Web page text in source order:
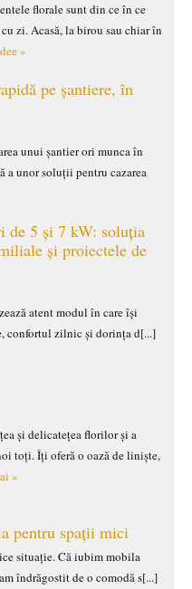
florale sunt din ce în ce
zi. Acasă, la birou sau chiar în
»
pe șantiere, în
unui șantier ori munca în
a unor soluții pentru cazarea
de 5 și 7 kW: soluția
și proiectele de
atent modul în care își
confortul zilnic și dorința d[...]
și delicatețea florilor și a
toți. Îți oferă o oază de liniște,
»
pentru spații mici
situație. Că iubim mobila
îndrăgostit de o comodă s[...]